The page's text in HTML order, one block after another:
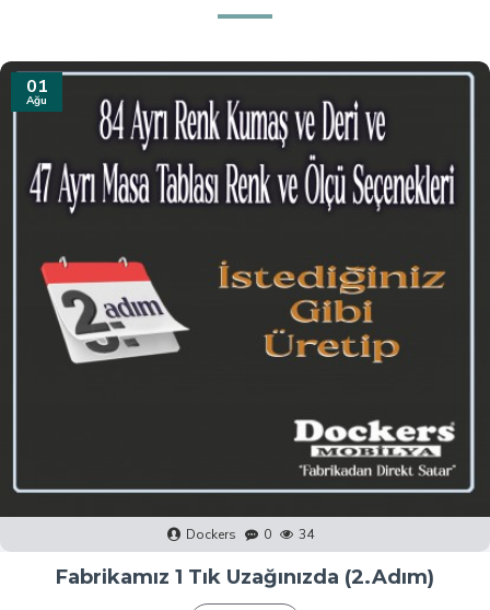
31
Tem
Dockers 0 40
Fabrikamız 1 Tık Uzağınızda (1.Adım)